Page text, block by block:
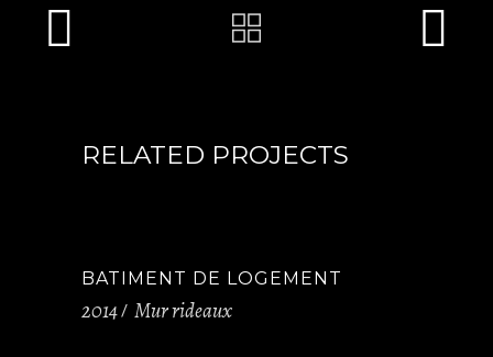
RELATED PROJECTS
BATIMENT DE LOGEMENT
2014 Mur rideaux